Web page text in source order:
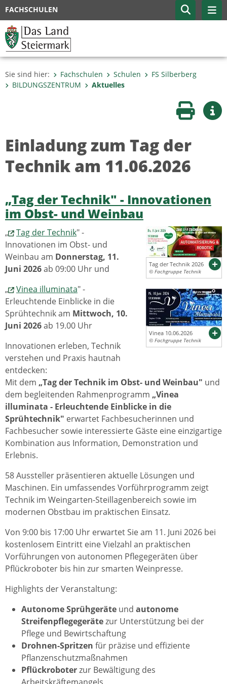
FACHSCHULEN
Sie sind hier: Fachschulen Schulen
FS Silberberg
BILDUNGSZENTRUM
Aktuelles
Seite
Einladung zum Tag der
Technik am 11.06.2026
„Tag der Technik" - Innovationen
im Obst- und Weinbau
Tag der Technik 2026
© Fachgruppe Technik
Vinea 10.06.2026
© Fachgruppe Technik
„ Tag der Technik" -
Innovationen im Obst- und
Weinbau am Donnerstag, 11.
Juni 2026ab 09:00 Uhr und
„
Vinea illuminata" -
Erleuchtende Einblicke in die
Sprühtechnik am Mittwoch, 10.
Juni 2026ab 19.00 Uhr
Innovationen erleben, Technik
verstehen und Praxis hautnah
entdecken:
Mit dem „Tag der Technik im Obst- und Weinbau" und
dem begleitenden Rahmenprogramm „Vinea
illuminata - Erleuchtende Einblicke in die
Sprühtechnik" erwartet Fachbesucherinnen und
Fachbesucher sowie interessierte Gäste eine einzigartige
Kombination aus Information, Demonstration und
Erlebnis.
58 Aussteller präsentieren aktuelle Lösungen und
Maschinen. Ein umfassendes Vorführprogramm zeigt
Technik im Weingarten-Steillagenbereich sowie im
modernen Obstbau im praktischen Einsatz.
Von 9:00 bis 17:00 Uhr erwartet Sie am 11. Juni 2026 bei
kostenlosem Eintritt eine Vielzahl an praktischen
Vorführungen von autonomen Pflegegeräten über
Pflückroboter bis hin zur smarten Weinpresse.
Highlights der Veranstaltung:
Autonome Sprühgeräte und autonome
Streifenpflegegerätezur Unterstützung bei der
Pflege und Bewirtschaftung
Drohnen-Spritzen für präzise und effiziente
Pflanzenschutzmaßnahmen
Pflückroboterzur Bewältigung des